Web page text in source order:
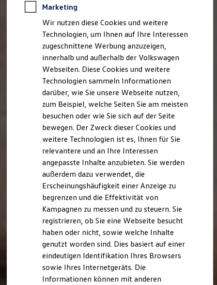
Rekuperation
Laden unterwegs
Laden Zuhause
Ladestationen finden
Ladezeitensimulator
Batterie
Sicherheit
Nachhaltigkeit
Technologie
Kosten und Kauf
Verbrauchskosten
Kaufoptionen
E-Auto-Förderung
Software und Konnektivität
Die ID. Software 6
ID. Software Versionen und Updates
Digitale Extras
Schnittstellen zu Ihrem ID.
Marke und Erlebnis
Volkswagen R und R Experience
R-Modelle
R Experience
Driving Experience
Volkswagen entdecken
Werkbesichtigung
Lifestyle Shop
T-Roc Kollektion
Golf Kollektion
Marketing
Wir nutzen diese Cookies und weitere
Technologien, um Ihnen auf Ihre Interessen
zugeschnittene Werbung anzuzeigen,
innerhalb und außerhalb der Volkswagen
Webseiten. Diese Cookies und weitere
Technologien sammeln Informationen
darüber, wie Sie unsere Webseite nutzen,
zum Beispiel, welche Seiten Sie am meisten
besuchen oder wie Sie sich auf der Seite
bewegen. Der Zweck dieser Cookies und
weitere Technologien ist es, Ihnen für Sie
relevantere und an Ihre Interessen
angepasste Inhalte anzubieten. Sie werden
außerdem dazu verwendet, die
Erscheinungshäufigkeit einer Anzeige zu
begrenzen und die Effektivität von
Kampagnen zu messen und zu steuern. Sie
registrieren, ob Sie eine Webseite besucht
haben oder nicht, sowie welche Inhalte
genutzt worden sind. Dies basiert auf einer
eindeutigen Identifikation Ihres Browsers
sowie Ihres Internetgeräts. Die
Informationen können mit anderen